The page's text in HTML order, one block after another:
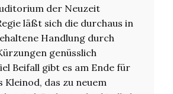
der Neuzeit
läßt sich die durchaus in
Handlung durch
genüsslich
Beifall gibt es am Ende für
Kleinod, das zu neuem